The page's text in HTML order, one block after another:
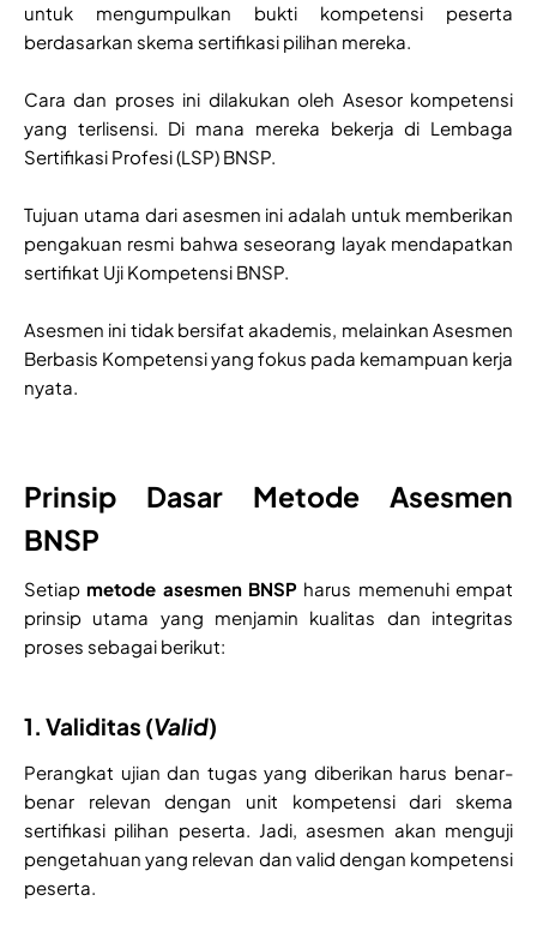
untuk mengumpulkan bukti kompetensi peserta
berdasarkan skema sertifikasi pilihan mereka.
Cara dan proses ini dilakukan oleh Asesor kompetensi
yang terlisensi. Di mana mereka bekerja di Lembaga
Sertifikasi Profesi (LSP) BNSP.
Tujuan utama dari asesmen ini adalah untuk memberikan
pengakuan resmi bahwa seseorang layak mendapatkan
sertifikat Uji Kompetensi BNSP.
Asesmen ini tidak bersifat akademis, melainkan Asesmen
Berbasis Kompetensi yang fokus pada kemampuan kerja
nyata.
Prinsip Dasar Metode Asesmen
BNSP
Setiapmetode asesmen BNSP harus memenuhi empat
prinsip utama yang menjamin kualitas dan integritas
proses sebagai berikut:
1. Validitas (Valid)
Perangkat ujian dan tugas yang diberikan harus benar-
benar relevan dengan unit kompetensi dari skema
sertifikasi pilihan peserta. Jadi, asesmen akan menguji
pengetahuan yang relevan dan valid dengan kompetensi
peserta.